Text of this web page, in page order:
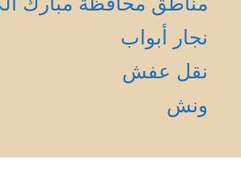
نجار أبواب
نقل عفش
ونش